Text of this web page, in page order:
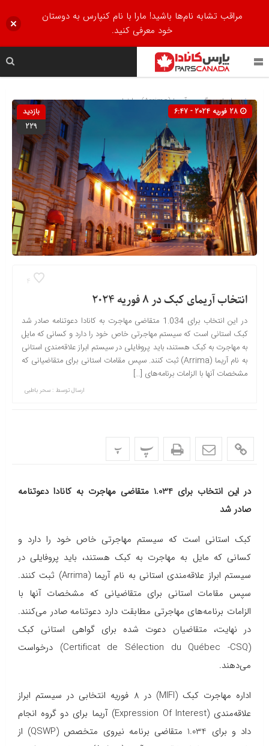
صفحه اصلی» گروه »آریما (Arrima) »اخبار
بازدید
229
4
انتخاب آریمای کبک در 8 فوریه 2024
در این انتخاب برای 1.034 متقاضی مهاجرت به کانادا دعوتنامه صادر شد
کبک استانی است که سیستم مهاجرتی خاص خود را دارد و کسانی که مایل
به مهاجرت به کبک هستند، باید پروفایلی در سیستم ابراز علاقه‌مندی استانی
به نام آریما (Arrima) ثبت کنند. سپس مقامات استانی برای متقاضیانی که
مشخصات آنها با الزامات برنامه‌های […]
ارسال توسط : سحر باطبی
پ پ
در این انتخاب برای 1.034 متقاضی مهاجرت به کانادا دعوتنامه
صادر شد
کبک استانی است که سیستم مهاجرتی خاص خود را دارد و
کسانی که مایل به مهاجرت به کبک هستند، باید پروفایلی در
سیستم ابراز علاقه‌مندی استانی به نام آریما (Arrima) ثبت کنند.
سپس مقامات استانی برای متقاضیانی که مشخصات آنها با
الزامات برنامه‌های مهاجرتی مطابقت دارد دعوتنامه صادر می‌کنند.
در نهایت، متقاضیان دعوت شده برای گواهی استانی کبک
(Certificat de Sélection du Québec -CSQ) درخواست
می‌دهند.
اداره مهاجرت کبک (MIFI) در 8 فوریه انتخابی در سیستم ابراز
علاقه‌مندی (Expression Of Interest) آریما برای دو گروه انجام
داد و برای 1.034 متقاضی برنامه نیروی متخصص (QSWP) از
مراقب تشابه نام‌ها باشید! مارا با نام کنپارس به دوستان
خود معرفی کنید.